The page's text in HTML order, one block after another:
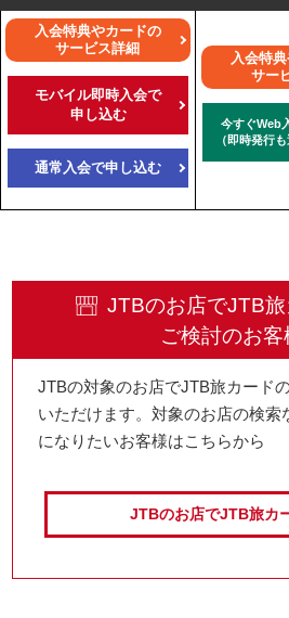
入会特典やカードの
サービス詳細
モバイル即時入会で
申し込む
通常入会で申し込む
入会特
サー
今すぐWeb
（即時発行
JTBのお店でJTB
ご検討のお客
JTBの対象のお店でJTB旅カード
いただけます。対象のお店の検索
になりたいお客様はこちらから
JTBのお店でJTB旅カ